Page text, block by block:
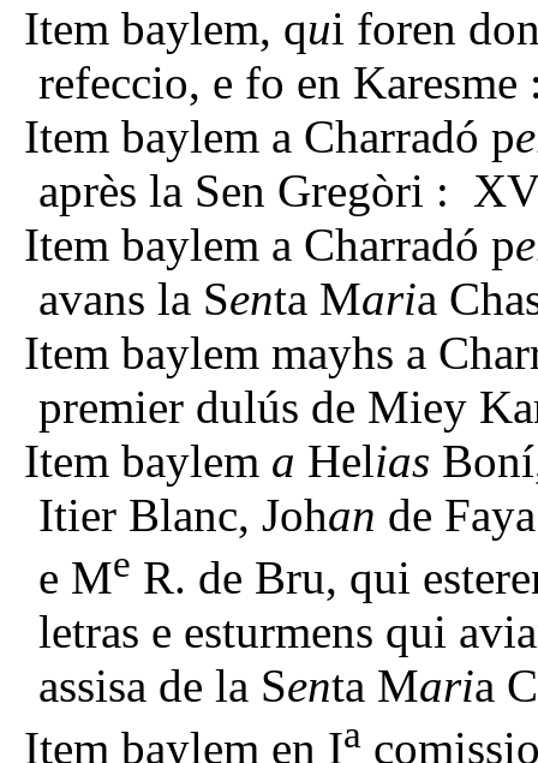
Item baylem, qui foren
refeccio, e fo en
Item baylem a Charradó p
après la Sen Gregòri :
Item baylem a Charradó p
avans la Senta Maria
Item baylem mayhs a
premier dulús de Miey
Item baylem a Helias
Itier Blanc, Johan de
e Me R. de Bru, qui
letras e esturmens qui
assisa de la Senta Maria
Item baylem en Ia